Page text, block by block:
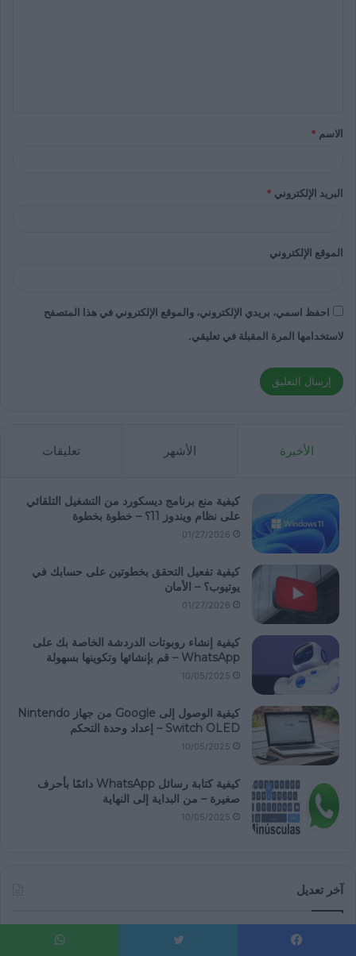
الاسم *
البريد الإلكتروني *
الموقع الإلكتروني
احفظ اسمي، بريدي الإلكتروني، والموقع الإلكتروني في هذا المتصفح
لاستخدامها المرة المقبلة في تعليقي.
الأخيرة الأشهر تعليقات
كيفية منع برنامج ديسكورد من التشغيل التلقائي
على نظام ويندوز 11؟ – خطوة بخطوة
01/27/2026
كيفية تفعيل التحقق بخطوتين على حسابك في
يوتيوب؟ – الأمان
01/27/2026
كيفية إنشاء روبوتات الدردشة الخاصة بك على
WhatsApp – قم بإنشائها وتكوينها بسهولة
10/05/2025
كيفية الوصول إلى Google من جهاز Nintendo
Switch OLED – إعداد وحدة التحكم
10/05/2025
كيفية كتابة رسائل WhatsApp دائمًا بأحرف
صغيرة – من البداية إلى النهاية
10/05/2025
آخر تعديل